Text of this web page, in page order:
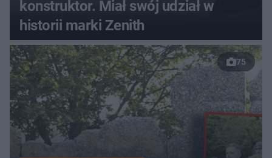
konstruktor. Miał swój udział w
historii marki Zenith
75